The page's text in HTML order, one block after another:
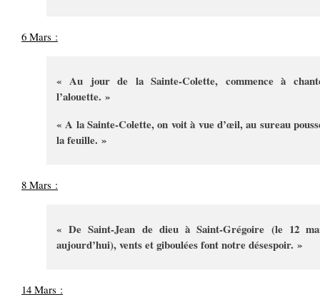
6 Mars :
« Au jour de la Sainte-Colette, commence à
l’alouette. »
« A la Sainte-Colette, on voit à vue d’œil, au sureau
la feuille. »
8 Mars :
« De Saint-Jean de dieu à Saint-Grégoire (le 12
aujourd’hui), vents et giboulées font notre désespoir. »
14 Mars :